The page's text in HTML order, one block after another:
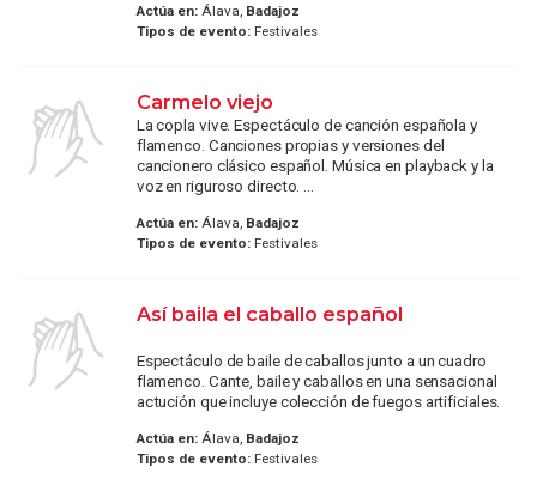
Actúa en:Álava, Badajoz
Tipos de evento:Festivales
Carmelo viejo
La copla vive. Espectáculo de canción española y
flamenco. Canciones propias y versiones del
cancionero clásico español. Música en playback y la
voz en riguroso directo. ...
Actúa en:Álava, Badajoz
Tipos de evento:Festivales
Así baila el caballo español
Espectáculo de baile de caballos junto a un cuadro
flamenco. Cante, baile y caballos en una sensacional
actución que incluye colección de fuegos artificiales.
Actúa en:Álava, Badajoz
Tipos de evento:Festivales